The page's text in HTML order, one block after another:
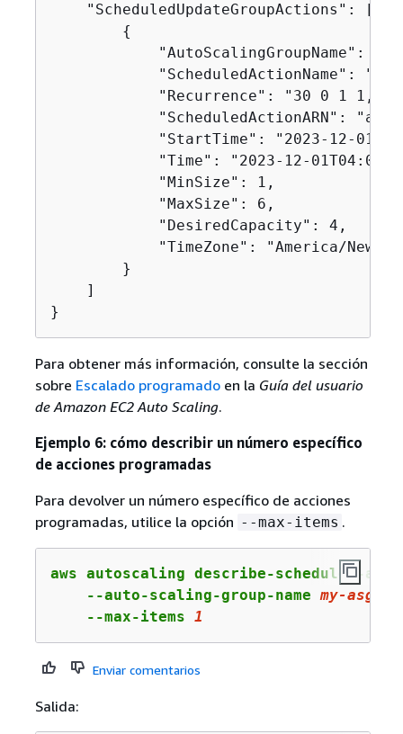
    "ScheduledUpdateGroupActions": [
{
"AutoScalingGroupName":
"ScheduledActionName":
"Recurrence": "30 0 1
"ScheduledActionARN":
"StartTime": "2023-12-
"Time": "2023-12-
            "MinSize": 1,
            "MaxSize": 6,
            "DesiredCapacity": 4,
"TimeZone": "America/
        }
    ]
}
Para obtener más información, consulte la sección
sobre Escalado programadoen la Guía del usuario
de Amazon EC2 Auto Scaling.
Ejemplo 6: cómo describir un número específico
de acciones programadas
Para devolver un número específico de acciones
programadas, utilice la opción --max-items .
aws autoscaling describe-scheduled-
    --auto-scaling-group-name
my-asg
    --max-items
1
Enviar comentarios
Salida: